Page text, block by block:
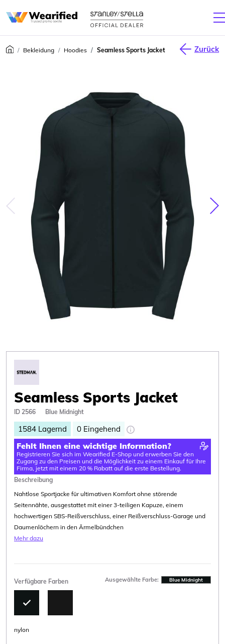
Bekleidung Hoodies Seamless Sports Jacket Zurück
Seamless Sports Jacket
ID 2566 Blue Midnight
1584 Lagernd 0 Eingehend
Fehlt Ihnen eine wichtige Information?
Registrieren Sie sich im Wearified E-Shop und erwerben Sie den
Zugang zu den Preisen und die Möglichkeit zu einem Einkauf für Ihre
Firma, jetzt mit einem 20 % Rabatt auf die erste Bestellung.
Beschreibung
Nahtlose Sportjacke für ultimativen Komfort ohne störende
Seitennähte, ausgestattet mit einer 3-teiligen Kapuze, einem
hochwertigen SBS-Reißverschluss, einer Reißverschluss-Garage und
Daumenlöchern in den Ärmelbündchen
Mehr dazu
Verfügbare Farben Ausgewählte Farbe: Blue Midnight
nylon